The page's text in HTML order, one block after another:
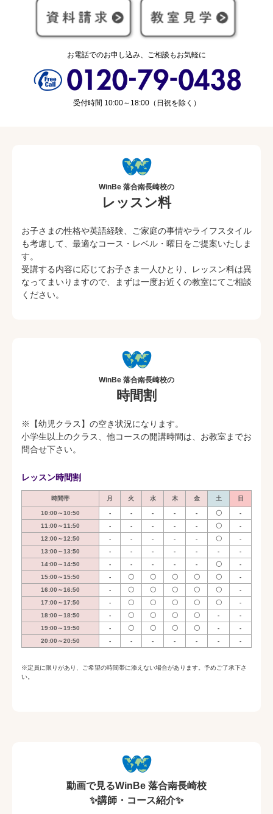
お電話でのお申し込み、ご相談もお気軽に
受付時間 10:00～18:00（日祝を除く）
WinBe 落合南長崎校の
レッスン料
お子さまの性格や英語経験、ご家庭の事情やライフスタイル
も考慮して、最適なコース・レベル・曜日をご提案いたしま
す。
受講する内容に応じてお子さま一人ひとり、レッスン料は異
なってまいりますので、まずは一度お近くの教室にてご相談
ください。
WinBe 落合南長崎校の
時間割
※【幼児クラス】の空き状況になります。
小学生以上のクラス、他コースの開講時間は、お教室までお
問合せ下さい。
レッスン時間割
時間帯 月 火 水 木 金 土 日
10:00～10:50 - - - - - 〇
-
11:00～11:50
- - - - - 〇
-
12:00～12:50
- - - - - 〇
-
13:00～13:50
- - - - - -
-
14:00～14:50
- - - - - 〇
-
15:00～15:50
- 〇 〇 〇 〇 〇
-
16:00～16:50
- 〇 〇 〇 〇 〇
-
17:00～17:50
- 〇 〇 〇 〇 〇
-
18:00～18:50
- 〇 〇 〇 〇 -
-
19:00～19:50
- 〇 〇 〇 〇 -
-
20:00～20:50
- - - - - - -
※定員に限りがあり、ご希望の時間帯に添えない場合があります。予めご了承下さ
い。
動画で見るWinBe 落合南長崎校
✨講師・コース紹介✨